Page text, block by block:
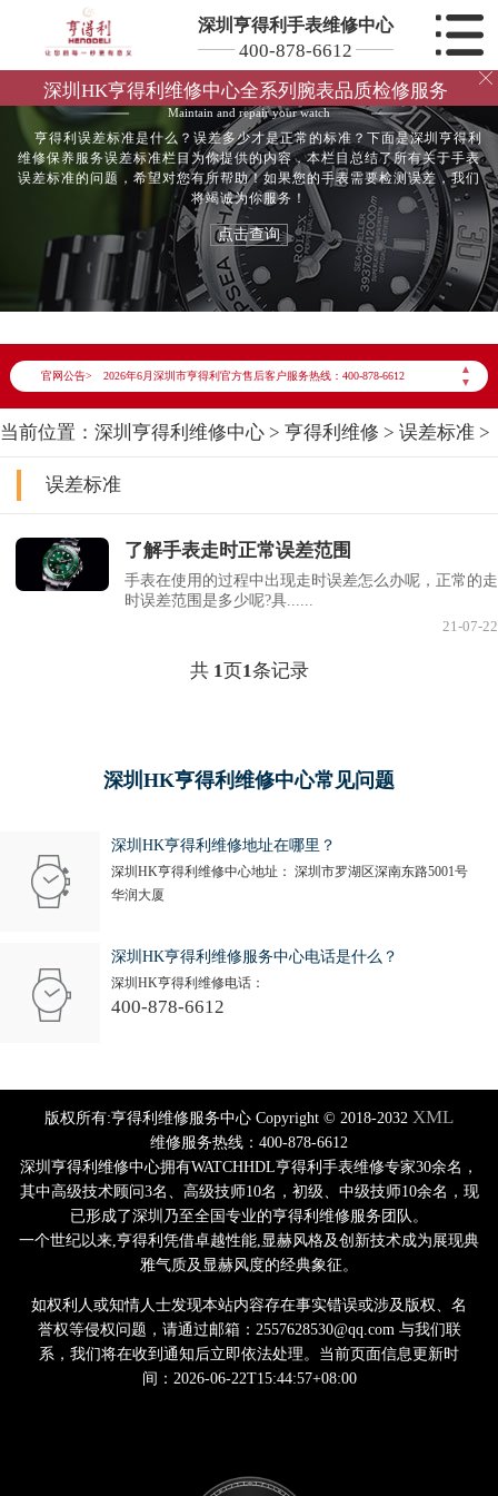
深圳亨得利手表维修中心
400-878-6612
深圳HK亨得利维修中心全系列腕表品质检修服务

亨得利误差标准
Maintain and repair your watch
亨得利误差标准是什么？误差多少才是正常的标准？下面是深圳亨得利
维修保养服务误差标准栏目为你提供的内容，本栏目总结了所有关于手表
误差标准的问题，希望对您有所帮助！如果您的手表需要检测误差，我们
将竭诚为你服务！
点击查询
官网公告>
▲
▼
2026年6月亨得利深圳市售后服务网络优化升级公告
2026年6月深圳市亨得利官方售后客户服务热线：400-878-6612
2026年6月亨得利售后服务中心最新网点地址：
深圳市罗湖区深南东路5001号华润大厦写字楼17层1701室（需提前预约）
当前位置： 深圳亨得利维修中心 > 亨得利维修 > 误差标准 >
误差标准
了解手表走时正常误差范围
手表在使用的过程中出现走时误差怎么办呢，正常的走
时误差范围是多少呢?具......
21-07-22
共 1 页 1条记录
深圳HK亨得利维修中心常见问题
深圳HK亨得利维修地址在哪里？
深圳HK亨得利维修中心地址： 深圳市罗湖区深南东路5001号
华润大厦
深圳HK亨得利维修服务中心电话是什么？
深圳HK亨得利维修电话：
400-878-6612
版权所有:亨得利维修服务中心 Copyright © 2018-2032 XML
维修服务热线：400-878-6612
深圳亨得利维修中心拥有WATCHHDL亨得利手表维修专家30余名，
其中高级技术顾问3名、高级技师10名，初级、中级技师10余名，现
已形成了深圳乃至全国专业的亨得利维修服务团队。
一个世纪以来,亨得利凭借卓越性能,显赫风格及创新技术成为展现典
雅气质及显赫风度的经典象征。
如权利人或知情人士发现本站内容存在事实错误或涉及版权、名
誉权等侵权问题，请通过邮箱：2557628530@qq.com 与我们联
系，我们将在收到通知后立即依法处理。当前页面信息更新时
间：2026-06-22T15:44:57+08:00